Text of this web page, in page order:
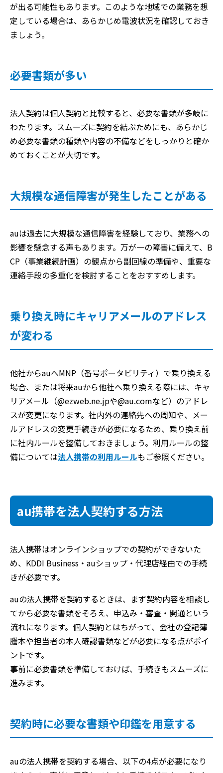
が出る可能性もあります。このような地域での業務を想
定している場合は、あらかじめ電波状況を確認しておき
ましょう。
必要書類が多い
法人契約は個人契約と比較すると、必要な書類が多岐に
わたります。スムーズに契約を結ぶためにも、あらかじ
め必要な書類の種類や内容の不備などをしっかりと確か
めておくことが大切です。
大規模な通信障害が発生したことがある
auは過去に大規模な通信障害を経験しており、業務への
影響を懸念する声もあります。万が一の障害に備えて、B
CP（事業継続計画）の観点から副回線の準備や、重要な
連絡手段の多重化を検討することをおすすめします。
乗り換え時にキャリアメールのアドレス
が変わる
他社からauへMNP（番号ポータビリティ）で乗り換える
場合、または将来auから他社へ乗り換える際には、キャ
リアメール（@ezweb.ne.jpや@au.comなど）のアドレ
スが変更になります。社内外の連絡先への周知や、メー
ルアドレスの変更手続きが必要になるため、乗り換え前
に社内ルールを整備しておきましょう。利用ルールの整
備については法人携帯の利用ルールもご参照ください。
au携帯を法人契約する方法
法人携帯はオンラインショップでの契約ができないた
め、KDDI Business・auショップ・代理店経由での手続
きが必要です。
auの法人携帯を契約するときは、まず契約内容を相談し
てから必要な書類をそろえ、申込み・審査・開通という
流れになります。個人契約とはちがって、会社の登記簿
謄本や担当者の本人確認書類などが必要になる点がポイ
ントです。
事前に必要書類を準備しておけば、手続きもスムーズに
進みます。
契約時に必要な書類や印鑑を用意する
auの法人携帯を契約する場合、以下の4点が必要になり